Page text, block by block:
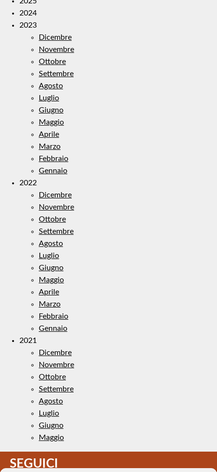
2024
2023
Dicembre
Novembre
Ottobre
Settembre
Agosto
Luglio
Giugno
Maggio
Aprile
Marzo
Febbraio
Gennaio
2022
Dicembre
Novembre
Ottobre
Settembre
Agosto
Luglio
Giugno
Maggio
Aprile
Marzo
Febbraio
Gennaio
2021
Dicembre
Novembre
Ottobre
Settembre
Agosto
Luglio
Giugno
Maggio
SEGUICI